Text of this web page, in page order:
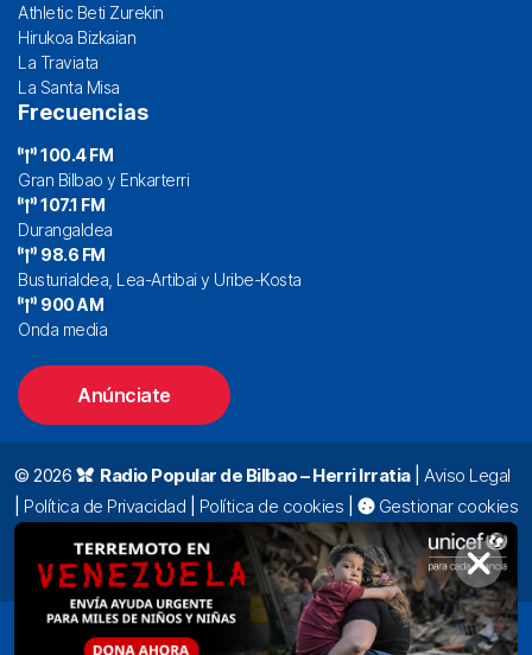
Athletic Beti Zurekin
Hirukoa Bizkaian
La Traviata
La Santa Misa
Frecuencias
100.4 FM
Gran Bilbao y Enkarterri
107.1 FM
Durangaldea
98.6 FM
Busturialdea, Lea-Artibai y Uribe-Kosta
900 AM
Onda media
Anúnciate
© 2026 Radio Popular de Bilbao – Herri Irratia| Aviso Legal
Política de Privacidad Política de cookies
Gestionar cookies
Alda. Mazarredo, 47 – 7º 48009 Bilbao |
94 423 92 00|
oyentes@radiopopular.com